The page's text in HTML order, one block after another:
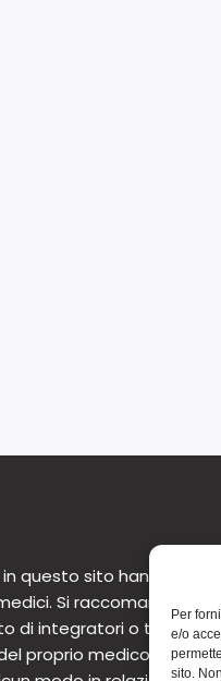
Per
e/o
sito.
questo sito hanno
Si raccomanda di
di integratori o
proprio medico.